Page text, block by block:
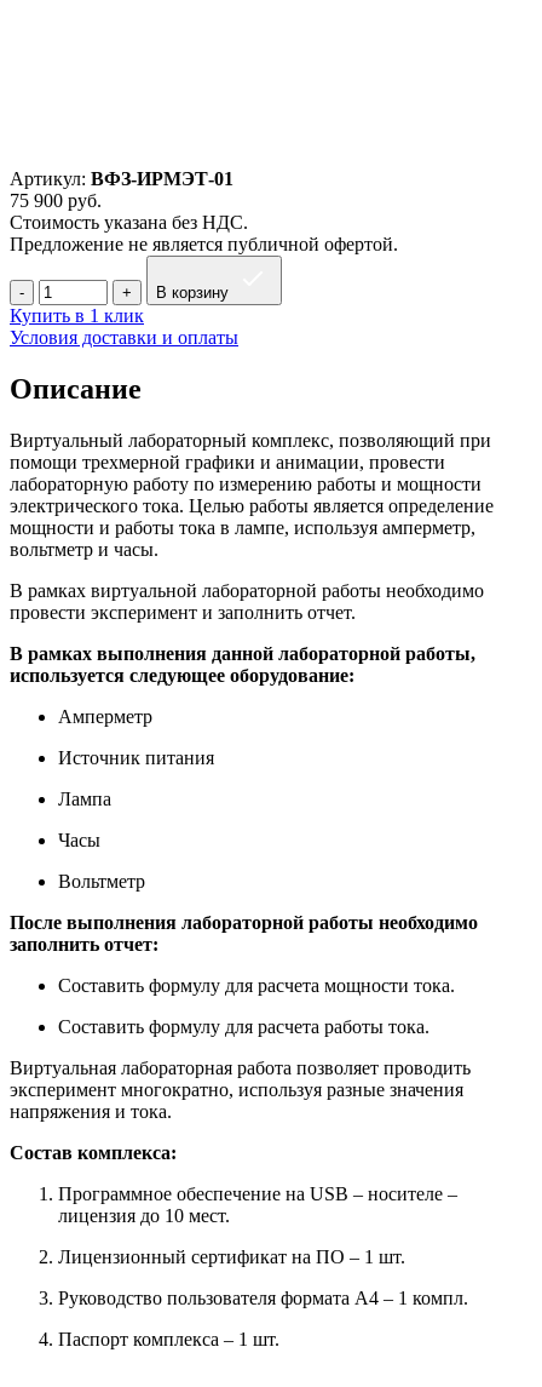
Артикул: ВФЗ-ИРМЭТ-01
75 900 руб.
Стоимость указана без НДС.
Предложение не является публичной офертой.
В корзину
Купить в 1 клик
Условия доставки и оплаты
Описание
Виртуальный лабораторный комплекс, позволяющий при
помощи трехмерной графики и анимации, провести
лабораторную работу по измерению работы и мощности
электрического тока. Целью работы является определение
мощности и работы тока в лампе, используя амперметр,
вольтметр и часы.
В рамках виртуальной лабораторной работы необходимо
провести эксперимент и заполнить отчет.
В рамках выполнения данной лабораторной работы,
используется следующее оборудование:
Амперметр
Источник питания
Лампа
Часы
Вольтметр
После выполнения лабораторной работы необходимо
заполнить отчет:
Составить формулу для расчета мощности тока.
Составить формулу для расчета работы тока.
Виртуальная лабораторная работа позволяет проводить
эксперимент многократно, используя разные значения
напряжения и тока.
Состав комплекса:
Программное обеспечение на USB – носителе –
лицензия до 10 мест.
Лицензионный сертификат на ПО – 1 шт.
Руководство пользователя формата А4 – 1 компл.
Паспорт комплекса – 1 шт.